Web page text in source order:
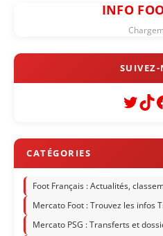
INFO
Foot Français : Actualités,
Mercato Foot : Trouvez les infos
Mercato PSG : Transferts et